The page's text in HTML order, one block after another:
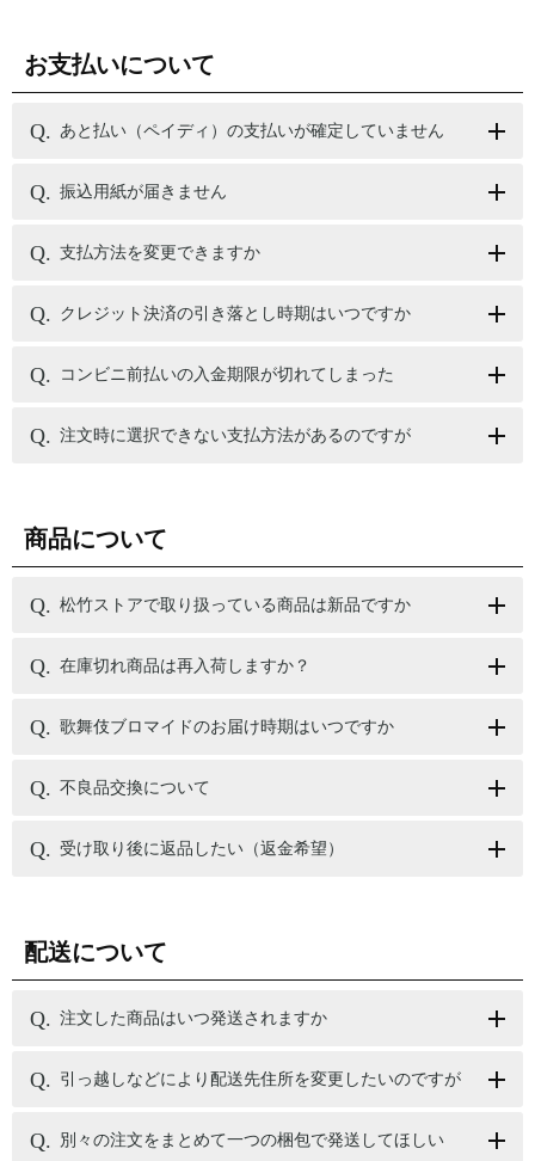
お支払いについて
あと払い（ペイディ）の支払いが確定していません
振込用紙が届きません
支払方法を変更できますか
クレジット決済の引き落とし時期はいつですか
コンビニ前払いの入金期限が切れてしまった
注文時に選択できない支払方法があるのですが
商品について
松竹ストアで取り扱っている商品は新品ですか
在庫切れ商品は再入荷しますか？
歌舞伎ブロマイドのお届け時期はいつですか
不良品交換について
受け取り後に返品したい（返金希望）
配送について
注文した商品はいつ発送されますか
引っ越しなどにより配送先住所を変更したいのですが
別々の注文をまとめて一つの梱包で発送してほしい